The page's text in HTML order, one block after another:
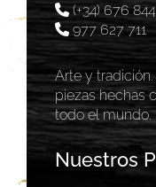
(+34) 676
977 627 711
Arte y
piezas hechas
todo el mundo.
Nuestros